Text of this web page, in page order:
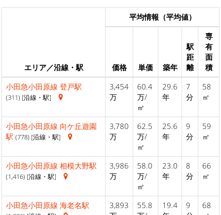
エリア／沿線・駅
平均情報（平均値）
価格 単価 築年
駅
距
離
専
有
面
積
小田急小田原線 登戸駅
(311) [沿線・駅]
3,454
万
60.4
万/
㎡
29.6
年
7
分
58
㎡
小田急小田原線 向ケ丘遊園
駅 (778) [沿線・駅]
3,780
万
62.5
万/
㎡
25.6
年
9
分
59
㎡
小田急小田原線 相模大野駅
(1,416) [沿線・駅]
3,986
万
58.0
万/
㎡
23.0
年
8
分
66
㎡
小田急小田原線 海老名駅
3,893
55.8
19.4
9
68